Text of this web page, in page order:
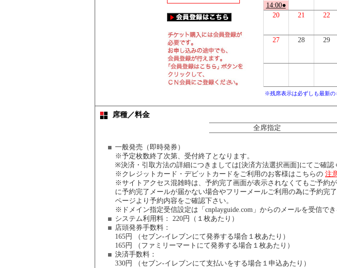
14:00●
20
21 22
27 28 29
※残席表示は必ずしも最新の
席種／料金
全席指定
一般発売（即時発券）
※予定枚数終了次第、受付終了となります。
※決済・引取方法の詳細につきましては[決済方法選択画面]にてご確認
※クレジットカード・デビットカードをご利用のお客様はこちらの 注
※サイトアクセス混雑時は、予約完了画面が表示されなくてもご予約
に予約完了メールが届かない場合やフリーメールご利用の為に予約完
ページより予約内容をご確認下さい。
※ドメイン指定受信設定は「cnplayguide.com」からのメールを受信で
システム利用料： 220円（１枚あたり）
店頭発券手数料 ：
165円 （セブン-イレブンにて発券する場合１枚あたり）
165円 （ファミリーマートにて発券する場合１枚あたり）
決済手数料 ：
330円 （セブン-イレブンにて支払いをする場合１申込あたり）